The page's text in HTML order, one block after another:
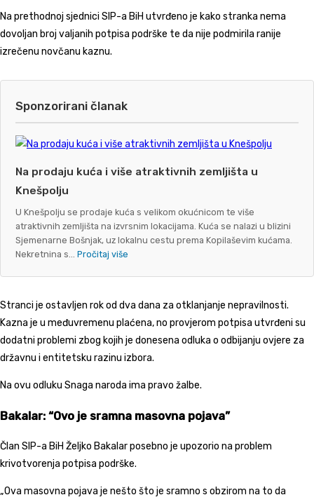
Na prethodnoj sjednici SIP-a BiH utvrđeno je kako stranka nema
dovoljan broj valjanih potpisa podrške te da nije podmirila ranije
izrečenu novčanu kaznu.
Sponzorirani članak
Na prodaju kuća i više atraktivnih zemljišta u
Knešpolju
U Knešpolju se prodaje kuća s velikom okućnicom te više
atraktivnih zemljišta na izvrsnim lokacijama. Kuća se nalazi u blizini
Sjemenarne Bošnjak, uz lokalnu cestu prema Kopilaševim kućama.
Nekretnina s... Pročitaj više
Stranci je ostavljen rok od dva dana za otklanjanje nepravilnosti.
Kazna je u međuvremenu plaćena, no provjerom potpisa utvrđeni su
dodatni problemi zbog kojih je donesena odluka o odbijanju ovjere za
državnu i entitetsku razinu izbora.
Na ovu odluku Snaga naroda ima pravo žalbe.
Bakalar: “Ovo je sramna masovna pojava”
Član SIP-a BiH Željko Bakalarposebno je upozorio na problem
krivotvorenja potpisa podrške.
„Ova masovna pojava je nešto što je sramno s obzirom na to da